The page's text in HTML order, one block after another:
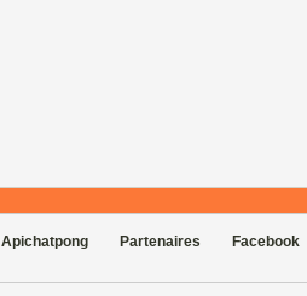
Apichatpong Partenaires Facebook